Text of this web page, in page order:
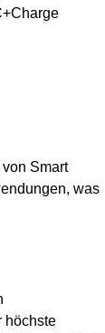
Smart
was
höchste